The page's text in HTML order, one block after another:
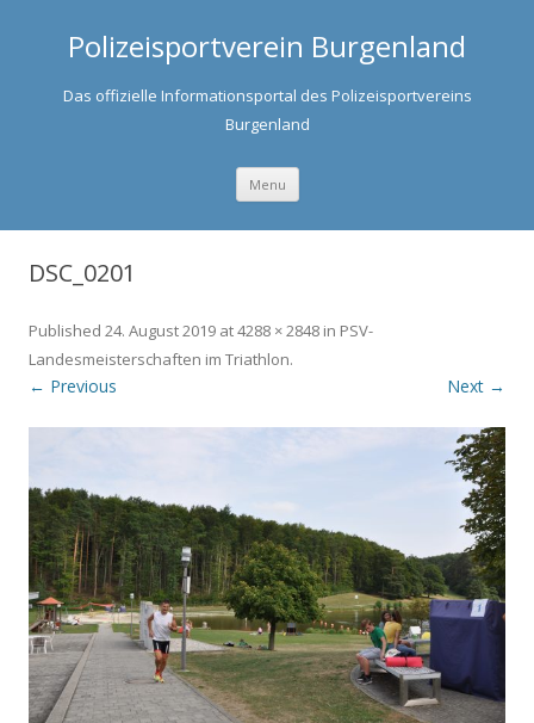
Polizeisportverein Burgenland
Das offizielle Informationsportal des Polizeisportvereins
Burgenland
Menu Skip to content
DSC_0201
Published 24. August 2019 at4288 × 2848 in PSV-
Landesmeisterschaften im Triathlon.
← Previous Next →